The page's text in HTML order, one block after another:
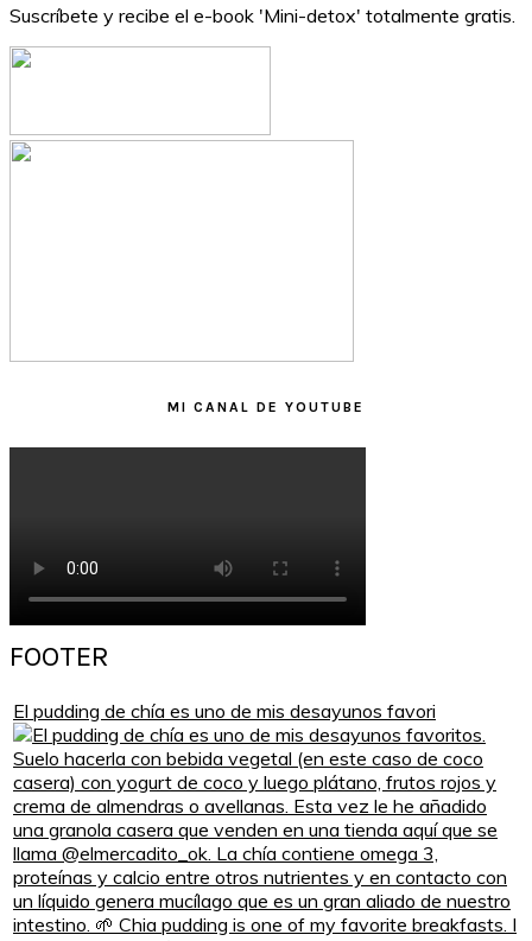
Suscríbete y recibe el e-book 'Mini-detox' totalmente gratis.
MI CANAL DE YOUTUBE
FOOTER
El pudding de chía es uno de mis desayunos favori